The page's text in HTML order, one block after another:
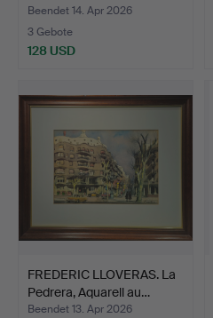
Beendet 14. Apr 2026
3 Gebote
128 USD
FREDERIC LLOVERAS. La
Pedrera, Aquarell au…
Beendet 13. Apr 2026